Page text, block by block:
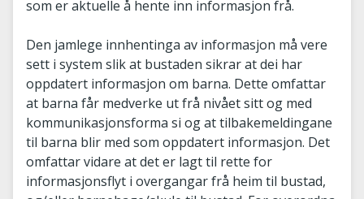
som er aktuelle å hente inn informasjon frå.
Den jamlege innhentinga av informasjon må vere
sett i system slik at bustaden sikrar at dei har
oppdatert informasjon om barna. Dette omfattar
at barna får medverke ut frå nivået sitt og med
kommunikasjonsforma si og at tilbakemeldingane
til barna blir med som oppdatert informasjon. Det
omfattar vidare at det er lagt til rette for
informasjonsflyt i overgangar frå heim til bustad,